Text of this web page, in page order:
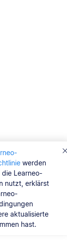
werden
die Learneo-
nutzt, erklärst
aktualisierte
hast.